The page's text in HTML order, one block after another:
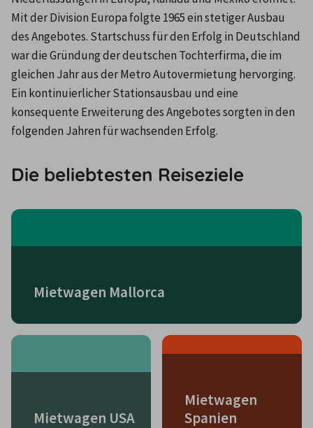
Mit der Division Europa folgte 1965 ein stetiger Ausbau
des Angebotes. Startschuss für den Erfolg in Deutschland
war die Gründung der deutschen Tochterfirma, die im
gleichen Jahr aus der Metro Autovermietung hervorging.
Ein kontinuierlicher Stationsausbau und eine
konsequente Erweiterung des Angebotes sorgten in den
folgenden Jahren für wachsenden Erfolg.
Die beliebtesten Reiseziele
Mietwagen Mallorca
Mietwagen USA
Mietwagen
Spanien